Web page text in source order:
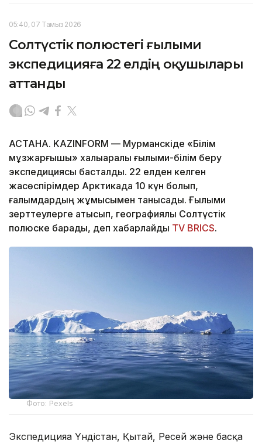
05:40, 07 Тамыз 2026
Солтүстік полюстегі ғылыми
экспедицияға 22 елдің оқушылары
аттанды
АСТАНА. KAZINFORM — Мурманскіде «Білім
мұзжарғышы» халықаралық ғылыми-білім беру
экспедициясы басталды. 22 елден келген
жасөспірімдер Арктикада 10 күн болып,
ғалымдардың жұмысымен танысады. Ғылыми
зерттеулерге қатысып, географиялық Солтүстік
полюске барады, деп хабарлайды TV BRICS.
Фото: Pexels
Экспедицияға Үндістан, Қытай, Ресей және басқа